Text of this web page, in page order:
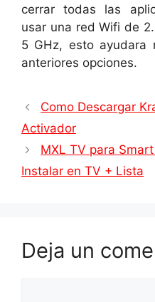
cerrar todas las
usar una red Wifi de
5 GHz, esto ayudara
anteriores opciones.
Como Descargar
Activador
MXL TV para
Instalar en TV + Lista
Deja un